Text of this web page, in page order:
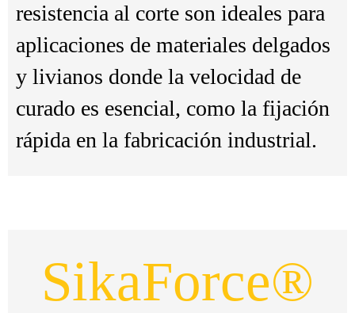
resistencia al corte son ideales para
aplicaciones de materiales delgados
y livianos donde la velocidad de
curado es esencial, como la fijación
rápida en la fabricación industrial.
SikaForce®